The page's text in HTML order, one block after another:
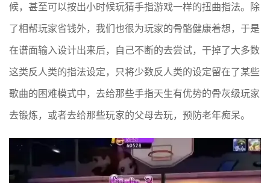
候，甚至可以按出小时候玩猜手指游戏一样的扭曲指法。除
了相帮玩家省钱外，我们也很为玩家的骨骼健康着想，于是
在谱面输入设计出来后，自己不断的去尝试，干掉了大多数
这类反人类的指法设定，只将少数反人类的设定留在了某些
歌曲的困难模式中，去给那些手指天生有优势的骨灰级玩家
去锻炼，或者去给那些玩家的父母去玩，预防老年痴呆。